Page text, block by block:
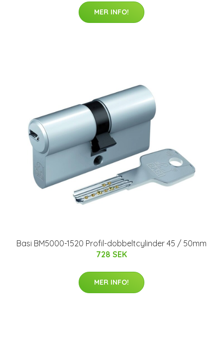
MER INFO!
Basi BM5000-1520 Profil-dobbeltcylinder 45 / 50mm
728 SEK
MER INFO!